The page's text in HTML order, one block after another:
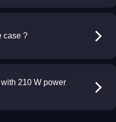
case ?
210 W power